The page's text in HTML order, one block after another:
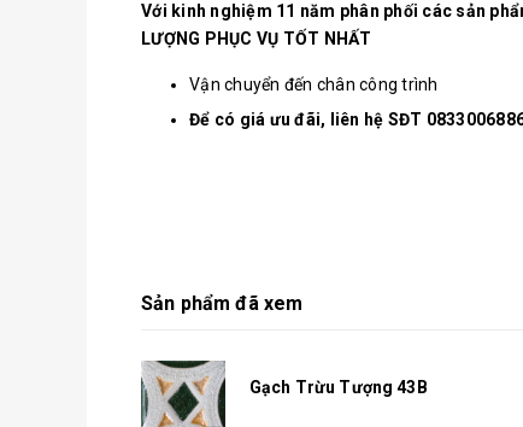
Với kinh nghiệm 11 năm phân phối các sản
LƯỢNG PHỤC VỤ TỐT NHẤT
Vận chuyển đến chân công trình
Để có giá ưu đãi, liên hệ SĐT
Sản phẩm đã xem
Gạch Trừu Tượng 43B